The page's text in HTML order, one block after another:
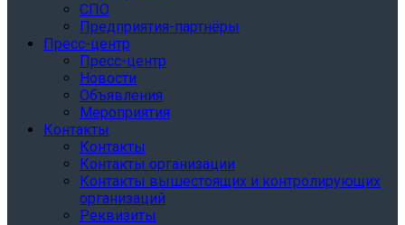
СПО
Предприятия-партнёры
Пресс-центр
Пресс-центр
Новости
Объявления
Мероприятия
Контакты
Контакты
Контакты организации
Контакты вышестоящих и контролирующих
организаций
Реквизиты